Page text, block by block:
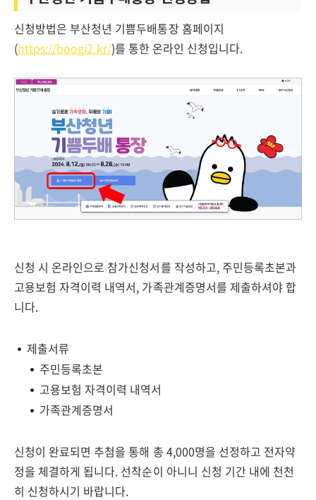
신청방법은 부산청년 기쁨두배통장 홈페이지
(https://boogi2.kr/)를 통한 온라인 신청입니다.
신청 시 온라인으로 참가신청서를 작성하고, 주민등록초본과
고용보험 자격이력 내역서, 가족관계증명서를 제출하셔야 합
니다.
제출서류
주민등록초본
고용보험 자격이력 내역서
가족관계증명서
신청이 완료되면 추첨을 통해 총 4,000명을 선정하고 전자약
정을 체결하게 됩니다. 선착순이 아니니 신청 기간 내에 천천
히 신청하시기 바랍니다.